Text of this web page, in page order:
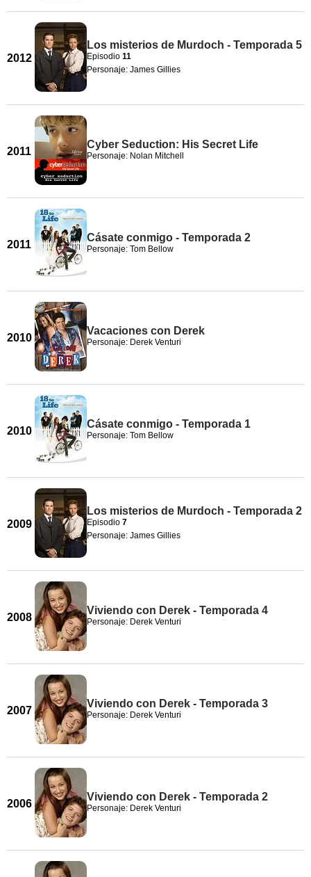
2012
Los misterios de Murdoch - Temporada 5
Episodio 11
Personaje: James Gillies
2011
Cyber Seduction: His Secret Life
Personaje: Nolan Mitchell
2011
Cásate conmigo - Temporada 2
Personaje: Tom Bellow
2010
Vacaciones con Derek
Personaje: Derek Venturi
2010
Cásate conmigo - Temporada 1
Personaje: Tom Bellow
2009
Los misterios de Murdoch - Temporada 2
Episodio 7
Personaje: James Gillies
2008
Viviendo con Derek - Temporada 4
Personaje: Derek Venturi
2007
Viviendo con Derek - Temporada 3
Personaje: Derek Venturi
2006
Viviendo con Derek - Temporada 2
Personaje: Derek Venturi